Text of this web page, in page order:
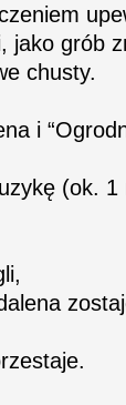
jako grób
chusty.
i
(ok.